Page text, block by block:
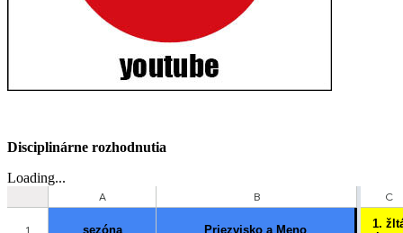
Disciplinárne rozhodnutia
Loading...